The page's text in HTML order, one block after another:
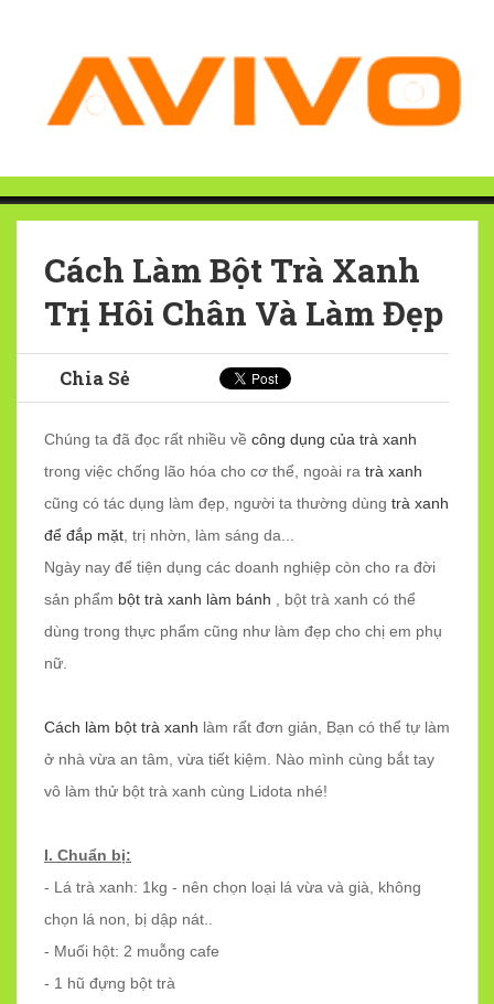
Cách Làm Bột Trà Xanh
Trị Hôi Chân Và Làm Đẹp
Chia Sẻ
Chúng ta đã đọc rất nhiều về công dụng của trà xanh
trong việc chống lão hóa cho cơ thể, ngoài ra trà xanh
cũng có tác dụng làm đẹp, người ta thường dùng trà xanh
để đắp mặt , trị nhờn, làm sáng da...
Ngày nay để tiện dụng các doanh nghiệp còn cho ra đời
sản phẩm bột trà xanh làm bánh , bột trà xanh có thể
dùng trong thực phẩm cũng như làm đẹp cho chị em phụ
nữ.
Cách làm bột trà xanh làm rất đơn giản, Bạn có thể tự làm
ở nhà vừa an tâm, vừa tiết kiệm. Nào mình cùng bắt tay
vô làm thử bột trà xanh cùng Lidota nhé!
I. Chuẩn bị:
- Lá trà xanh: 1kg - nên chọn loại lá vừa và già, không
chọn lá non, bị dập nát..
- Muối hột: 2 muỗng cafe
- 1 hũ đựng bột trà